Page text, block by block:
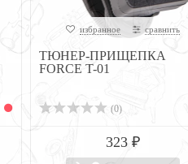
избранное сравнить
ТЮНЕР-ПРИЩЕПКА
FORCE T-01
(0)
323 ₽